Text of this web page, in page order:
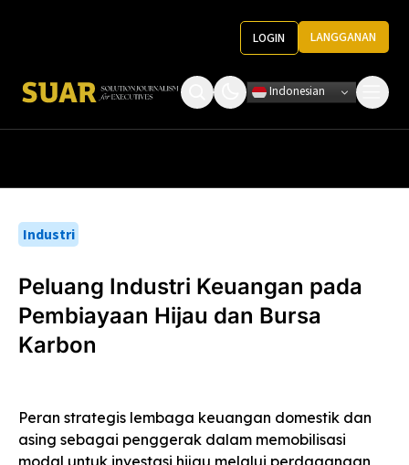
LOGIN LANGGANAN
Ketentuan Penggunaan
Indonesian
Industri
Peluang Industri Keuangan pada
Pembiayaan Hijau dan Bursa
Karbon
Peran strategis lembaga keuangan domestik dan
asing sebagai penggerak dalam memobilisasi